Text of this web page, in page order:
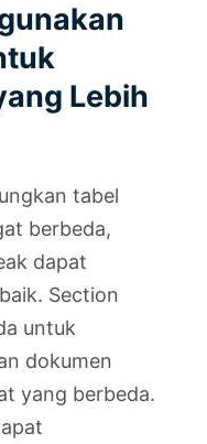
Lebih
tabel
berbeda,
dapat
Section
untuk
dokumen
yang berbeda.